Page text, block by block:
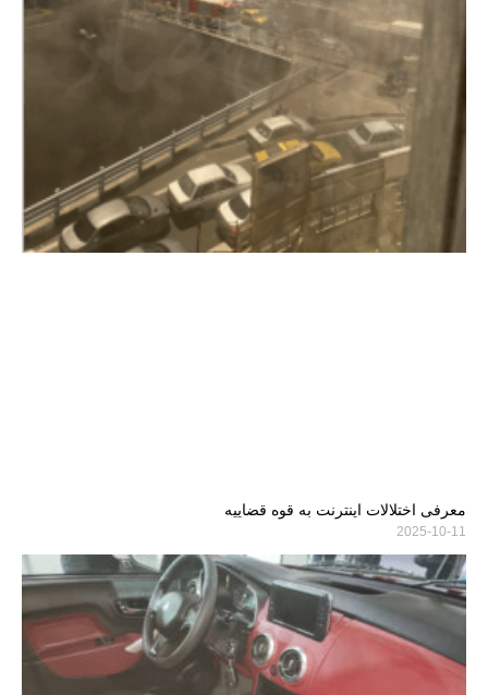
معرفی اختلالات اینترنت به قوه قضاییه
2025-10-11